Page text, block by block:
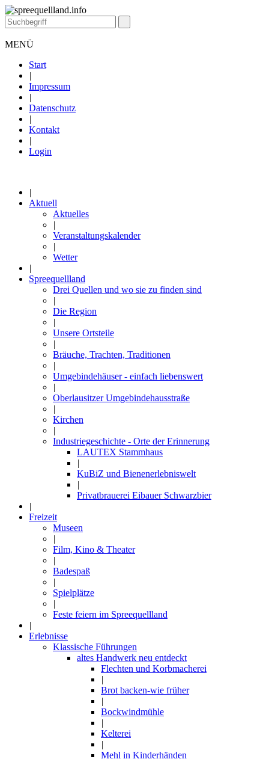
MENÜ
Start
|
Impressum
|
Datenschutz
|
Kontakt
|
Login
|
Aktuell
Aktuelles
|
Veranstaltungskalender
|
Wetter
|
Spreequellland
Drei Quellen und wo sie zu finden sind
|
Die Region
|
Unsere Ortsteile
|
Bräuche, Trachten, Traditionen
|
Umgebindehäuser - einfach liebenswert
|
Oberlausitzer Umgebindehausstraße
|
Kirchen
|
Industriegeschichte - Orte der Erinnerung
LAUTEX Stammhaus
|
KuBiZ und Bienenerlebniswelt
|
Privatbrauerei Eibauer Schwarzbier
|
Freizeit
Museen
|
Film, Kino & Theater
|
Badespaß
|
Spielplätze
|
Feste feiern im Spreequellland
|
Erlebnisse
Klassische Führungen
altes Handwerk neu entdeckt
Flechten und Korbmacherei
|
Brot backen-wie früher
|
Bockwindmühle
|
Kelterei
|
Mehl in Kinderhänden